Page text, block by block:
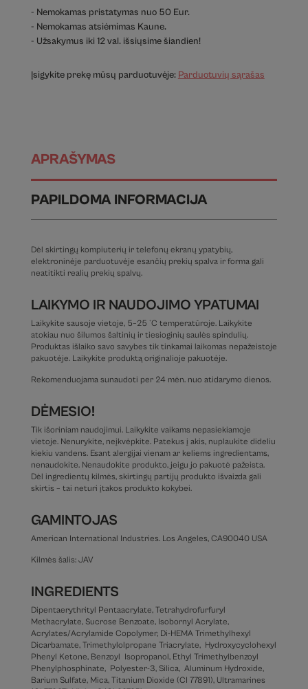
- Nemokamas pristatymas nuo 50 Eur.
- Nemokamas atsiėmimas Kaune.
- Užsakymus iki 12 val. išsiųsime šiandien!
Įsigykite prekę mūsų parduotuvėje: Parduotuvių sąrašas
APRAŠYMAS
PAPILDOMA INFORMACIJA
Dėl skirtingų kompiuterių ir telefonų ekranų ypatybių,
elektroninėje parduotuvėje esančių prekių spalva ir forma gali
neatitikti realių prekių spalvų.
LAIKYMO IR NAUDOJIMO YPATUMAI
Laikykite sausoje vietoje, 5–25 °C temperatūroje. Laikykite
atokiau nuo šilumos šaltinių ir tiesioginių saulės spindulių.
Produktas išlaiko savo savybes tik tinkamai laikomas nepažeistoje
pakuotėje. Laikykite produktą originalioje pakuotėje.
Rekomenduojama sunaudoti per 24 mėn. nuo atidarymo dienos.
DĖMESIO!
Tik išoriniam naudojimui. Laikykite vaikams nepasiekiamoje
vietoje. Nenurykite, neįkvėpkite. Patekus į akis, nuplaukite dideliu
kiekiu vandens. Esant alergijai vienam ar keliems ingredientams,
nenaudokite. Nenaudokite produkto, jeigu jo pakuotė pažeista.
Dėl ingredientų kilmės, skirtingų partijų produkto išvaizda gali
skirtis – tai neturi įtakos produkto kokybei.
GAMINTOJAS
American International Industries. Los Angeles, CA90040 USA
Kilmės šalis: JAV
INGREDIENTS
Dipentaerythrityl Pentaacrylate, Tetrahydrofurfuryl
Methacrylate, Sucrose Benzoate, Isobornyl Acrylate,
Acrylates/Acrylamide Copolymer, Di-HEMA Trimethylhexyl
Dicarbamate, Trimethylolpropane Triacrylate, Hydroxycyclohexyl
Phenyl Ketone, Benzoyl Isopropanol, Ethyl Trimethylbenzoyl
Phenylphosphinate, Polyester-3, Silica, Aluminum Hydroxide,
Barium Sulfate, Mica, Titanium Dioxide (CI 77891), Ultramarines